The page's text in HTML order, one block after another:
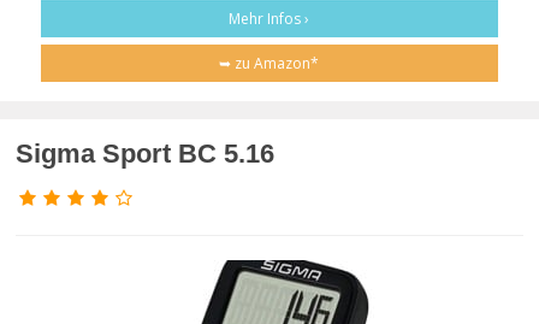
Mehr Infos ›
➥ zu Amazon*
Sigma Sport BC 5.16